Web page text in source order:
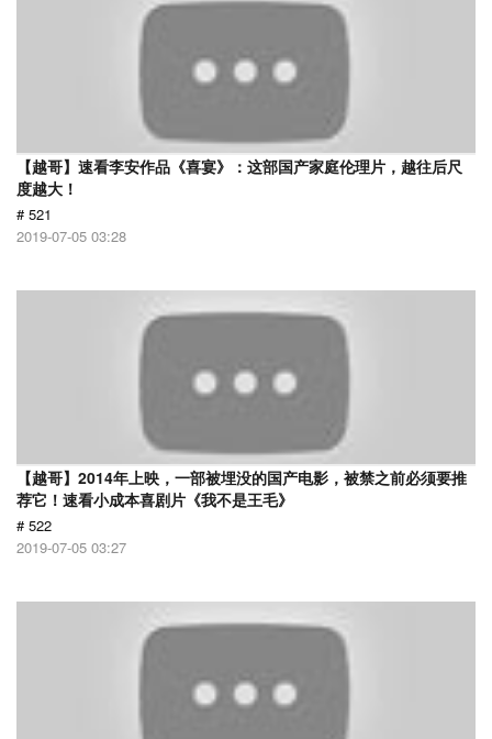
【越哥】速看李安作品《喜宴》：这部国产家庭伦理片，越往后尺
度越大！
# 521
2019-07-05 03:28
【越哥】2014年上映，一部被埋没的国产电影，被禁之前必须要推
荐它！速看小成本喜剧片《我不是王毛》
# 522
2019-07-05 03:27